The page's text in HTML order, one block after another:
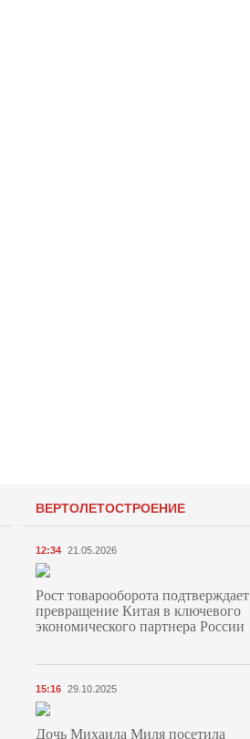
ВЕРТОЛЕТОСТРОЕНИЕ
12:34 21.05.2026
Рост товарооборота подтверждает
превращение Китая в ключевого
экономического партнера России
15:16 29.10.2025
Дочь Михаила Миля посетила